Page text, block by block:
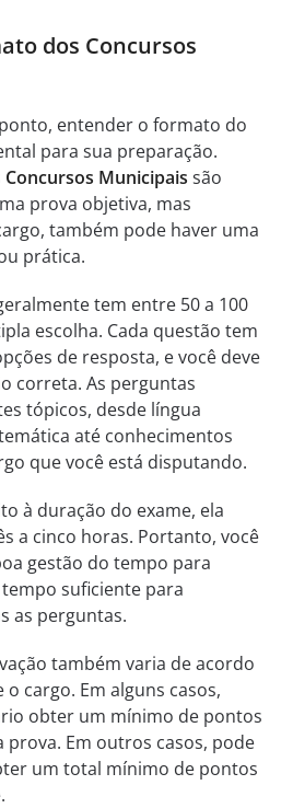
dos Concursos
entender o formato do
para sua preparação.
Concursos Municipais são
prova objetiva, mas
também pode haver uma
prática.
tem entre 50 a 100
escolha. Cada questão tem
de resposta, e você deve
correta. As perguntas
tópicos, desde língua
até conhecimentos
que você está disputando.
à duração do exame, ela
a cinco horas. Portanto, você
gestão do tempo para
suficiente para
as perguntas.
também varia de acordo
cargo. Em alguns casos,
obter um mínimo de pontos
prova. Em outros casos, pode
um total mínimo de pontos